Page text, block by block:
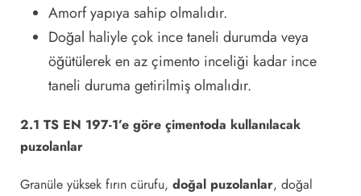
Amorf yapıya sahip olmalıdır.
Doğal haliyle çok ince taneli durumda veya
öğütülerek en az çimento inceliği kadar ince
taneli duruma getirilmiş olmalıdır.
2.1 TS EN 197-1’e göre çimentoda kullanılacak
puzolanlar
Granüle yüksek fırın cürufu,doğal puzolanlar, doğal